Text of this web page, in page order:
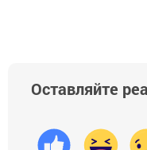
Оставляйте